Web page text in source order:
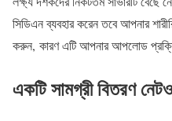
সিডিএন ব্যবহার করেন তবে আপনার
করুন, কারণ এটি আপনার আপলোড
একটি সামগ্রী বিতরণ